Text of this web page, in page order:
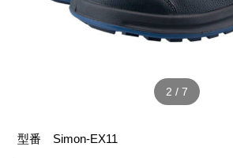
2 / 7
型番 Simon-EX11